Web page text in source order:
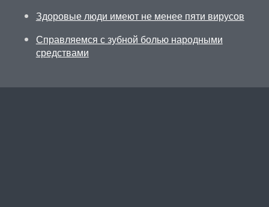
Здоровые люди имеют не менее пяти вирусов
Справляемся с зубной болью народными
средствами